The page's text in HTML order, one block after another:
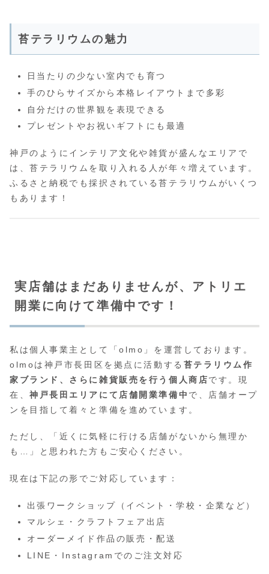
苔テラリウムの魅力
日当たりの少ない室内でも育つ
手のひらサイズから本格レイアウトまで多彩
自分だけの世界観を表現できる
プレゼントやお祝いギフトにも最適
神戸のようにインテリア文化や雑貨が盛んなエリアで
は、苔テラリウムを取り入れる人が年々増えています。
ふるさと納税でも採択されている苔テラリウムがいくつ
もあります！
実店舗はまだありませんが、アトリエ
開業に向けて準備中です！
私は個人事業主として「olmo」を運営しております。
olmoは神戸市長田区を拠点に活動する 苔テラリウム作
家ブランド、さらに雑貨販売を行う個人商店です。現
在、神戸長田エリアにて店舗開業準備中 で、店舗オープ
ンを目指して着々と準備を進めています。
ただし、「近くに気軽に行ける店舗がないから無理か
も…」と思われた方もご安心ください。
現在は下記の形でご対応しています：
出張ワークショップ（イベント・学校・企業など）
マルシェ・クラフトフェア出店
オーダーメイド作品の販売・配送
LINE・Instagramでのご注文対応